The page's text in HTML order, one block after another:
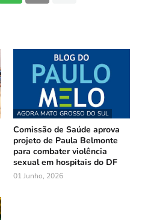
AGORA MATO GROSSO DO SUL
Comissão de Saúde aprova
projeto de Paula Belmonte
para combater violência
sexual em hospitais do DF
01 Junho, 2026